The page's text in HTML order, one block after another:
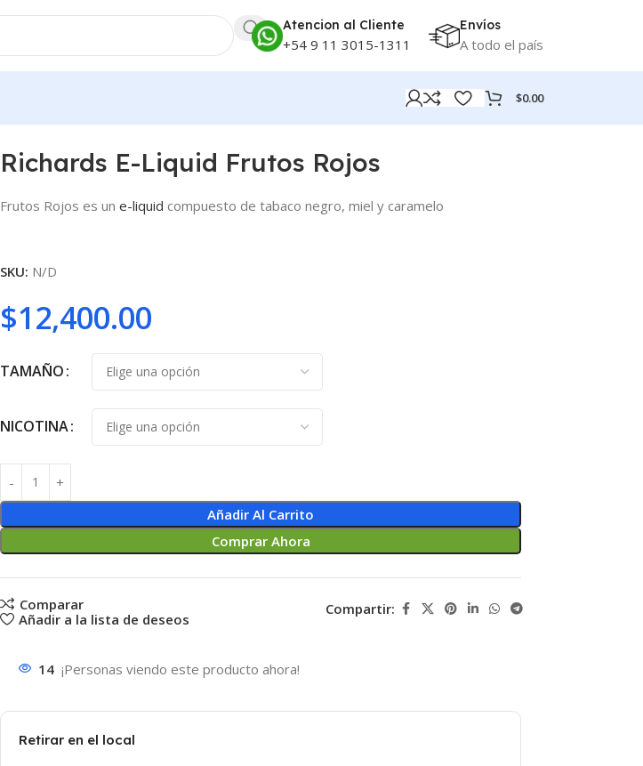
Atencion al Cliente
+54 9 11 3015-1311
Envíos
A todo el país
$0.00
Richards E-Liquid Frutos Rojos
Frutos Rojos es un e-liquid compuesto de tabaco negro, miel y caramelo
SKU: N/D
$12,400.00
TAMAÑO
NICOTINA
Añadir Al Carrito
Comprar Ahora
Comparar
Añadir a la lista de deseos
Compartir:
14 ¡Personas viendo este producto ahora!
Retirar en el local